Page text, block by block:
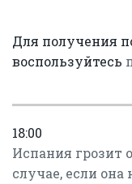
Для получения
воспользуйтесь
18:00
Испания грозит
случае, если